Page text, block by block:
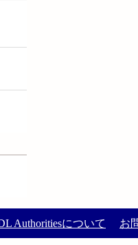
Authoritiesについて お